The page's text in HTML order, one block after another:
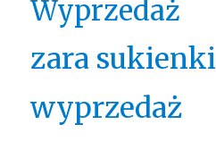
Wyprzedaż
zara sukienki
wyprzedaż